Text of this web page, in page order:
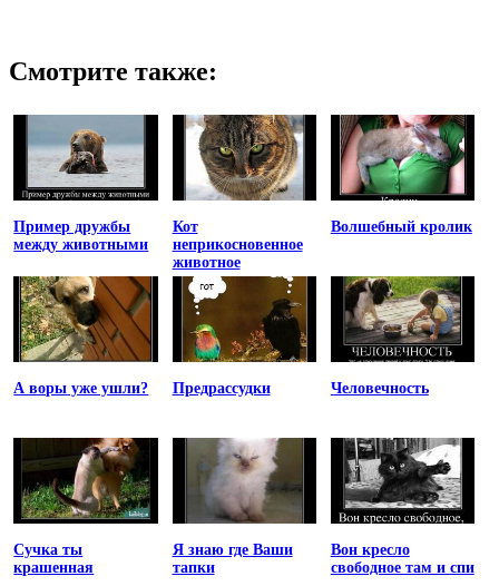
Смотрите также:
Пример дружбы
между животными
Кот
неприкосновенное
животное
Волшебный кролик
А воры уже ушли? Предрассудки Человечность
Сучка ты
крашенная
Я знаю где Ваши
тапки
Вон кресло
свободное там и спи